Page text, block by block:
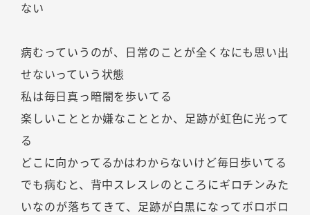
ない
病むっていうのが、日常のことが全くなにも思い出
せないっていう状態
私は毎日真っ暗闇を歩いてる
楽しいこととか嫌なこととか、足跡が虹色に光って
る
どこに向かってるかはわからないけど毎日歩いてる
でも病むと、背中スレスレのところにギロチンみた
いなのが落ちてきて、足跡が白黒になってボロボロ